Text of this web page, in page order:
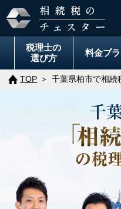
税理士の
選び方
料金プ
TOP 千葉県柏市で相続
千